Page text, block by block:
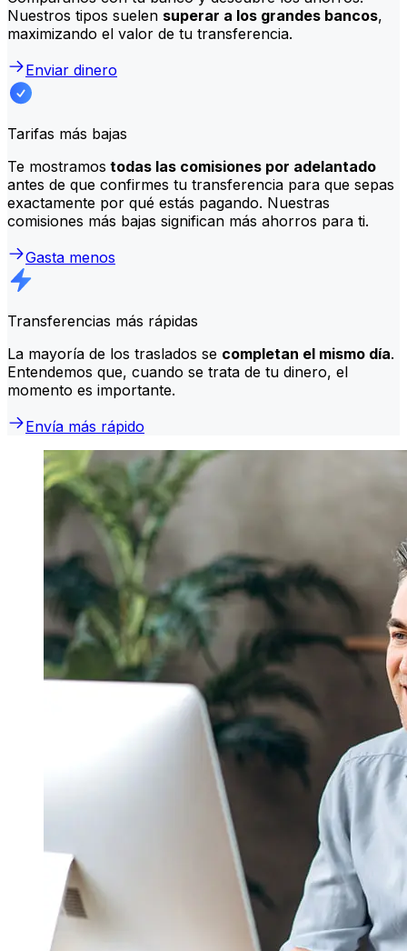
Nuestros tipos suelen superar a los grandes bancos,
maximizando el valor de tu transferencia.
Enviar dinero
Tarifas más bajas
Te mostramos todas las comisiones por adelantado
antes de que confirmes tu transferencia para que sepas
exactamente por qué estás pagando. Nuestras
comisiones más bajas significan más ahorros para ti.
Gasta menos
Transferencias más rápidas
La mayoría de los traslados se completan el mismo día.
Entendemos que, cuando se trata de tu dinero, el
momento es importante.
Envía más rápido